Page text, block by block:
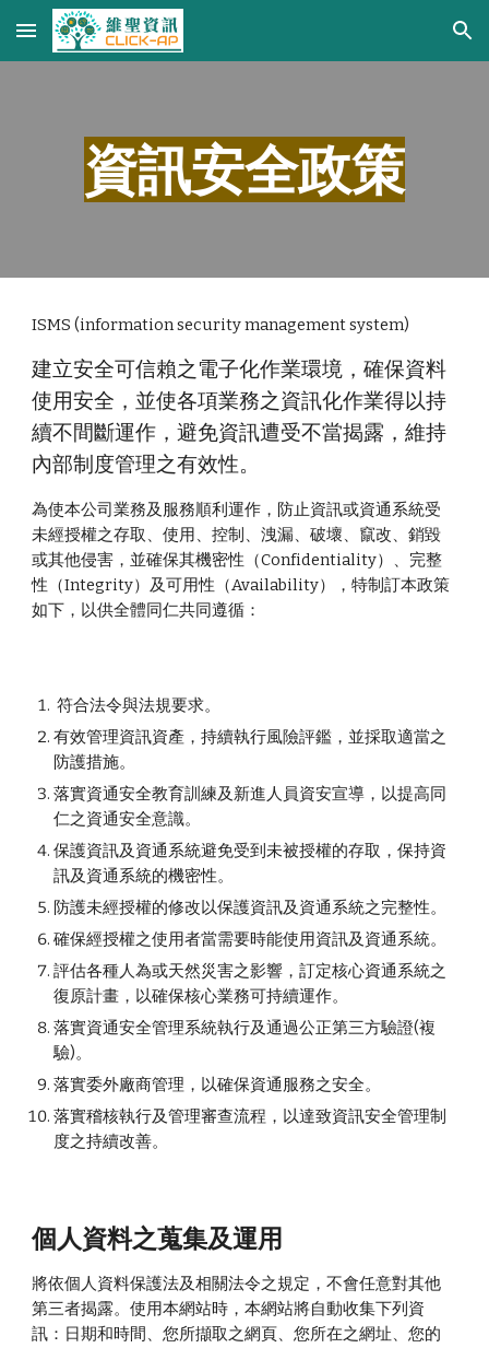
Skip to main content Skip to navigation
資訊安全政策
ISMS (information security management system)
建立安全可信賴之電子化作業環境，確保資料
使用安全，並使各項業務之資訊化作業得以持
續不間斷運作，避免資訊遭受不當揭露，維持
內部制度管理之有效性。
為使本公司業務及服務順利運作，防止資訊或資通系統受
未經授權之存取、使用、控制、洩漏、破壞、竄改、銷毀
或其他侵害，並確保其機密性（Confidentiality）、完整
性（Integrity）及可用性（Availability），特制訂本政策
如下，以供全體同仁共同遵循：
符合法令與法規要求。
有效管理資訊資產，持續執行風險評鑑，並採取適當之
防護措施。
落實資通安全教育訓練及新進人員資安宣導，以提高同
仁之資通安全意識。
保護資訊及資通系統避免受到未被授權的存取，保持資
訊及資通系統的機密性。
防護未經授權的修改以保護資訊及資通系統之完整性。
確保經授權之使用者當需要時能使用資訊及資通系統。
評估各種人為或天然災害之影響，訂定核心資通系統之
復原計畫，以確保核心業務可持續運作。
落實資通安全管理系統執行及通過公正第三方驗證(複
驗)。
落實委外廠商管理，以確保資通服務之安全。
落實稽核執行及管理審查流程，以達致資訊安全管理制
度之持續改善。
個人資料之蒐集及運用
將依個人資料保護法及相關法令之規定，不會任意對其他
第三者揭露。使用本網站時，本網站將自動收集下列資
訊：日期和時間、您所擷取之網頁、您所在之網址、您的